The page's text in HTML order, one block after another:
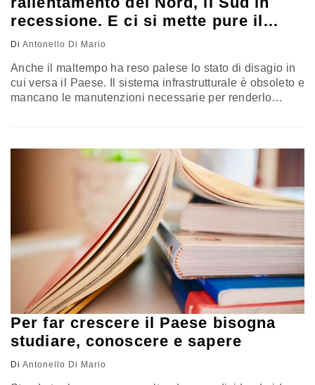
recessione. E ci si mette pure il
maltempo
Di Antonello Di Mario
Anche il maltempo ha reso palese lo stato di disagio in
cui versa il Paese. Il sistema infrastrutturale è obsoleto e
mancano le manutenzioni necessarie per renderlo
chiesto un'operazione anticiclica infrastrutturale che
Per far crescere il Paese bisogna
studiare, conoscere e sapere
Di Antonello Di Mario